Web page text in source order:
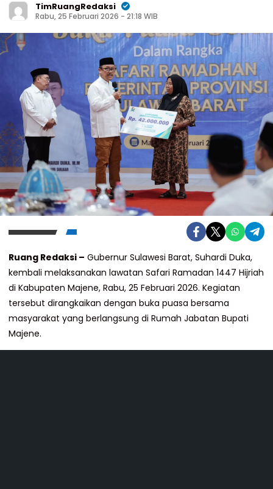
TimRuangRedaksi
Rabu, 25 Februari 2026 - 21:18 WIB
Ruang Redaksi – Gubernur Sulawesi Barat, Suhardi Duka,
kembali melaksanakan lawatan Safari Ramadan 1447 Hijriah
di Kabupaten Majene, Rabu, 25 Februari 2026. Kegiatan
tersebut dirangkaikan dengan buka puasa bersama
masyarakat yang berlangsung di Rumah Jabatan Bupati
Majene.